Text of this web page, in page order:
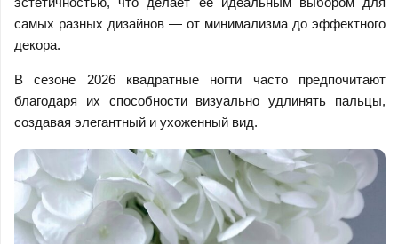
самых разных дизайнов — от минимализма до эффектного
декора.
В сезоне 2026 квадратные ногти часто предпочитают
благодаря их способности визуально удлинять пальцы,
создавая элегантный и ухоженный вид.